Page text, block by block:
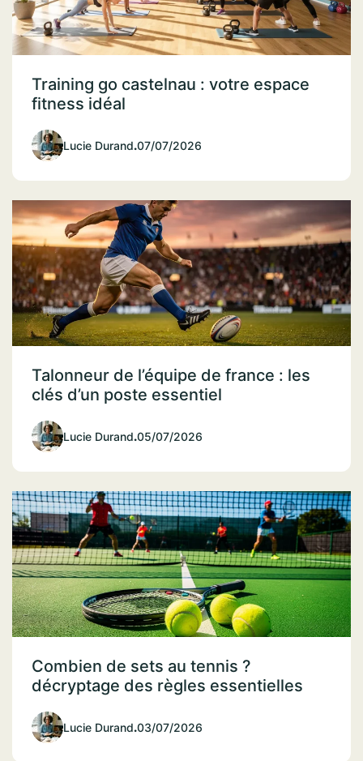
Training go castelnau : votre espace
fitness idéal
Lucie Durand.07/07/2026
Talonneur de l’équipe de france : les
clés d’un poste essentiel
Lucie Durand.05/07/2026
Combien de sets au tennis ?
décryptage des règles essentielles
Lucie Durand.03/07/2026